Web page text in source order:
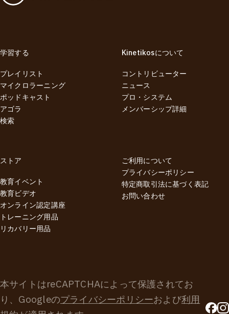
学習する
プレイリスト
マイクロラーニング
ポッドキャスト
アゴラ
検索
Kinetikosについて
コントリビューター
ニュース
プロ・システム
メンバーシップ詳細
ストア
教育イベント
教育ビデオ
オンライン認定講座
トレーニング用品
リカバリー用品
ご利用について
プライバシーポリシー
特定商取引法に基づく表記
お問い合わせ
本サイトはreCAPTCHAによって保護されてお
り、Googleのプライバシーポリシーおよび利用